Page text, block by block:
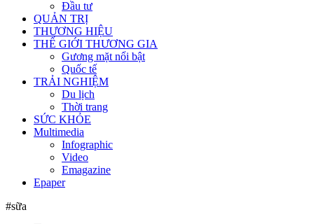
Đầu tư
QUẢN TRỊ
THƯƠNG HIỆU
THẾ GIỚI THƯƠNG GIA
Gương mặt nổi bật
Quốc tế
TRẢI NGHIỆM
Du lịch
Thời trang
SỨC KHỎE
Multimedia
Infographic
Video
Emagazine
Epaper
#sữa